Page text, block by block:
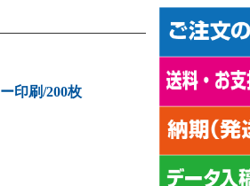
印刷/200枚